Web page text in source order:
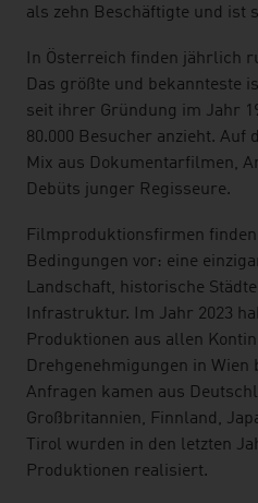
als zehn Beschäftigte und
In Österreich finden jährlich
Das größte und bekannteste
seit ihrer Gründung im Jahr
80.000 Besucher anzieht. Auf
Mix aus Dokumentarfilmen,
Debüts junger Regisseure.
Filmproduktionsfirmen
Bedingungen vor: eine
Landschaft, historische
Infrastruktur. Im Jahr 2023
Produktionen aus allen
Drehgenehmigungen in Wien
Anfragen kamen aus
Großbritannien, Finnland,
Tirol wurden in den letzten
Produktionen realisiert.